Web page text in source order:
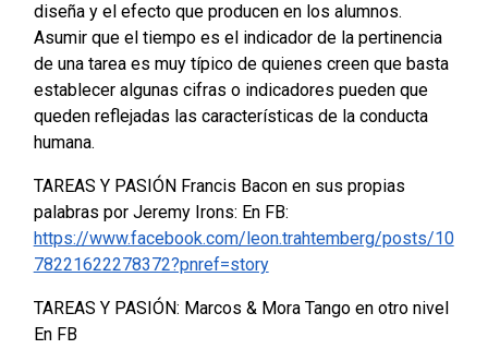
diseña y el efecto que producen en los alumnos.
Asumir que el tiempo es el indicador de la pertinencia
de una tarea es muy típico de quienes creen que basta
establecer algunas cifras o indicadores pueden que
queden reflejadas las características de la conducta
humana.
TAREAS Y PASIÓN Francis Bacon en sus propias
palabras por Jeremy Irons: En FB:
https://www.facebook.com/leon.trahtemberg/posts/10
78221622278372?pnref=story
TAREAS Y PASIÓN: Marcos & Mora Tango en otro nivel
En FB